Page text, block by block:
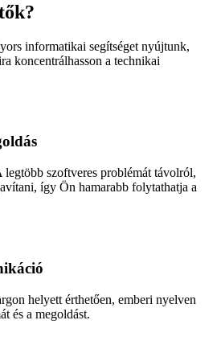
informatikai segítséget nyújtunk,
koncentrálhasson a technikai
szoftveres problémát távolról,
így Ön hamarabb folytathatja a
helyett érthetően, emberi nyelven
és a megoldást.